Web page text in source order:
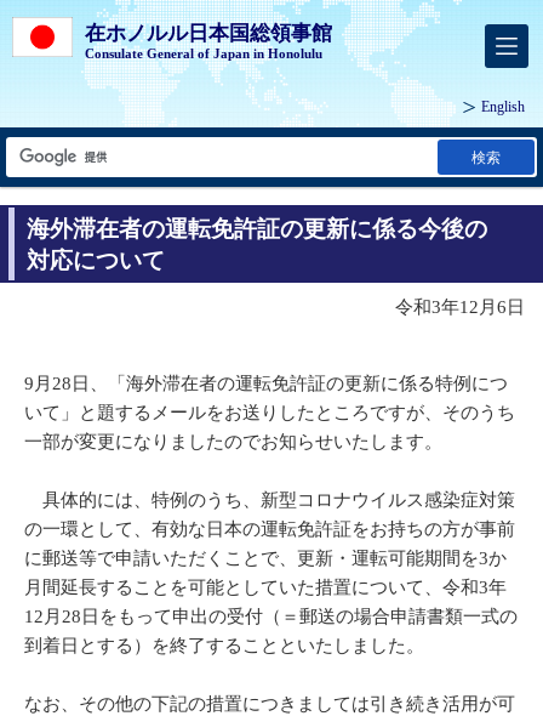
在ホノルル日本国総領事館
Consulate General of Japan in Honolulu
English
検索
海外滞在者の運転免許証の更新に係る今後の
対応について
令和3年12月6日
9月28日、「海外滞在者の運転免許証の更新に係る特例につ
いて」と題するメールをお送りしたところですが、そのうち
一部が変更になりましたのでお知らせいたします。
具体的には、特例のうち、新型コロナウイルス感染症対策
の一環として、有効な日本の運転免許証をお持ちの方が事前
に郵送等で申請いただくことで、更新・運転可能期間を3か
月間延長することを可能としていた措置について、令和3年
12月28日をもって申出の受付（＝郵送の場合申請書類一式の
到着日とする）を終了することといたしました。
なお、その他の下記の措置につきましては引き続き活用が可